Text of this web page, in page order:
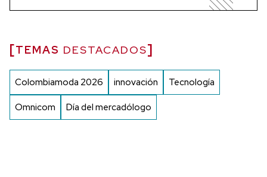
TEMAS DESTACADOS
Colombiamoda 2026 innovación Tecnología
Omnicom Día del mercadólogo